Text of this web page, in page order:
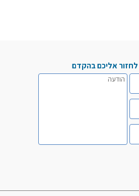
אליכם בהקדם